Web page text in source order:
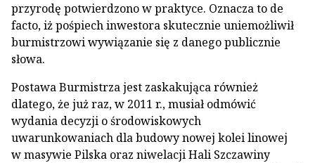
przyrodę potwierdzono w praktyce. Oznacza to de
facto, iż pośpiech inwestora skutecznie uniemożliwił
burmistrzowi wywiązanie się z danego publicznie
słowa.
Postawa Burmistrza jest zaskakująca również
dlatego, że już raz, w 2011 r., musiał odmówić
wydania decyzji o środowiskowych
uwarunkowaniach dla budowy nowej kolei linowej
w masywie Pilska oraz niwelacji Hali Szczawiny